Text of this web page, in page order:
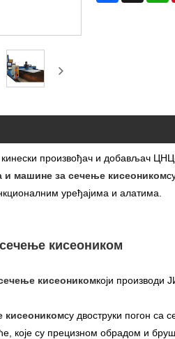
произвођач и добављач
и машине за сечење кисеоником
уређајима и алатима.
кисеоником
кисеоникомкоји производи
кисеоникомсу двоструки погон
које су прецизном обрадом и